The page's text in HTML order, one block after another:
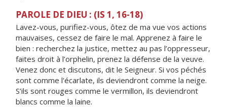
PAROLE DE DIEU : (IS 1, 16-18)
Lavez-vous, purifiez-vous, ôtez de ma vue vos actions
mauvaises, cessez de faire le mal. Apprenez à faire le
bien : recherchez la justice, mettez au pas l’oppresseur,
faites droit à l’orphelin, prenez la défense de la veuve.
Venez donc et discutons, dit le Seigneur. Si vos péchés
sont comme l'écarlate, ils deviendront comme la neige.
S’ils sont rouges comme le vermillon, ils deviendront
blancs comme la laine.